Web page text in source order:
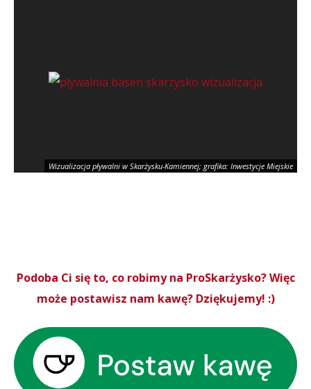
Wizualizacja pływalni w Skarżysku-Kamiennej; grafika: Inwestycje Miejskie
Podoba Ci się to, co robimy na ProSkarżysko? Więc
może postawisz nam kawę? Dziękujemy! :)